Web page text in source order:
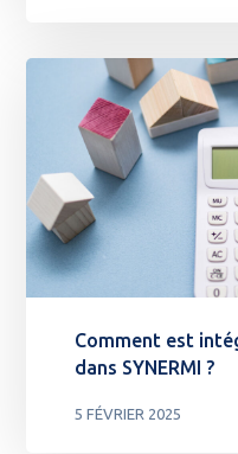
Comment est
dans SYNERMI ?
5 FÉVRIER 2025